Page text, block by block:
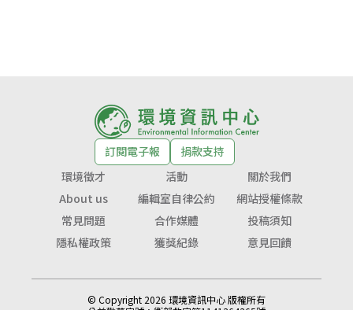
訂閱電子報
捐款支持
環境徵才
活動
關於我們
About us
編輯室自律公約
網站授權條款
常見問題
合作媒體
投稿須知
隱私權政策
獲獎紀錄 意見回饋
© Copyright 2026 環境資訊中心 版權所有